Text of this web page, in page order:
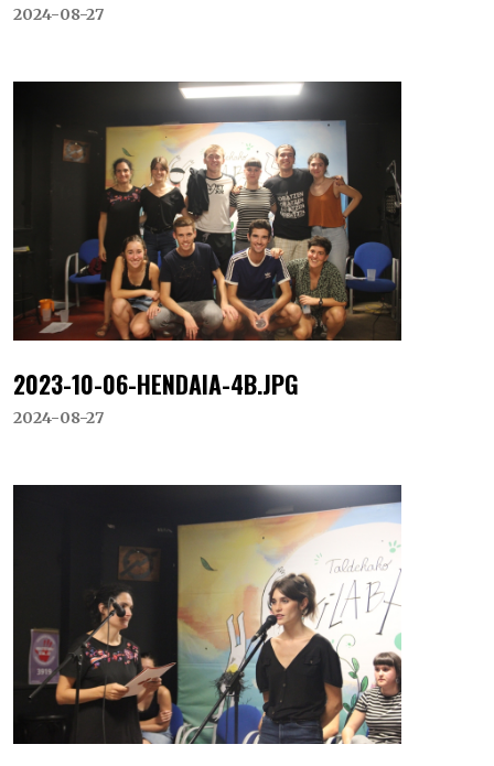
2024-08-27
2023-10-06-HENDAIA-4B.JPG
2024-08-27